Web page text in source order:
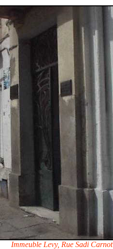
Immeuble Levy, Rue Sadi Carnot